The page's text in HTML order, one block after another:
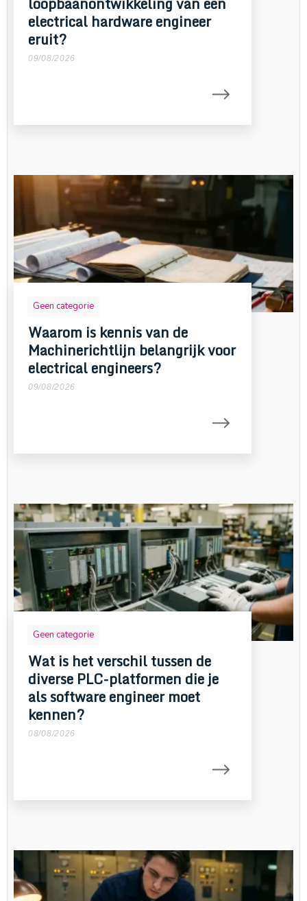
electrical hardware engineer
eruit?
09/08/2026
Geen categorie
Waarom is kennis van de
Machinerichtlijn belangrijk voor
electrical engineers?
09/08/2026
Geen categorie
Wat is het verschil tussen de
diverse PLC-platformen die je
als software engineer moet
kennen?
08/08/2026